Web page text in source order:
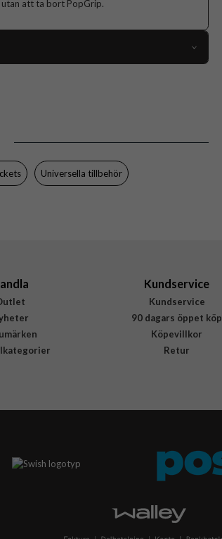
att ta bort PopGrip.
Flerfärgad
Universella tillbehör
Kundservice
Kundservice
90 dagars öppet köp
Köpevillkor
Retur